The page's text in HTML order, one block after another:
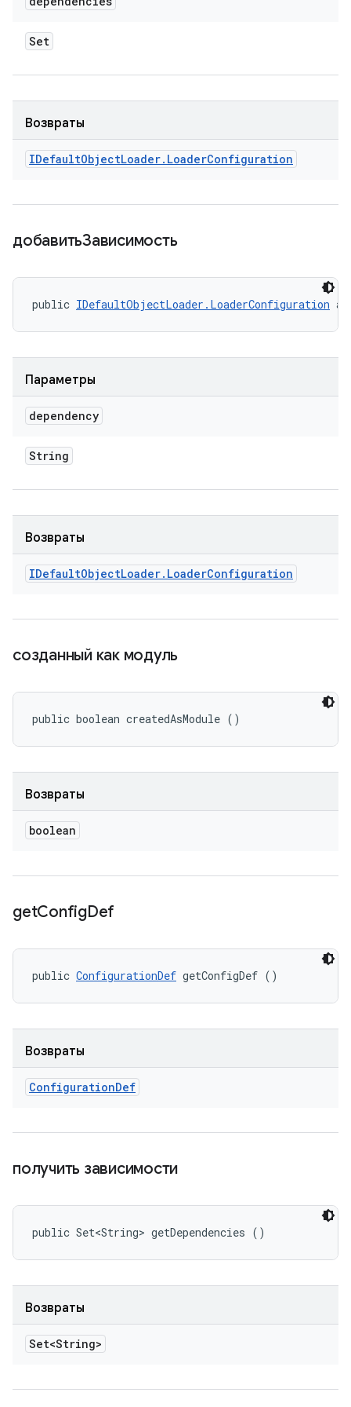
Set
Возвраты
IDefaultObjectLoader. LoaderConfiguration
добавитьЗависимость
public IDefaultObjectLoader.LoaderConfiguration
Параметры
dependency
String
Возвраты
IDefaultObjectLoader. LoaderConfiguration
созданный как модуль
public boolean createdAsModule ()
Возвраты
boolean
getConfigDef
public ConfigurationDef getConfigDef ()
Возвраты
ConfigurationDef
получить зависимости
public Set<String> getDependencies ()
Возвраты
Set<String>